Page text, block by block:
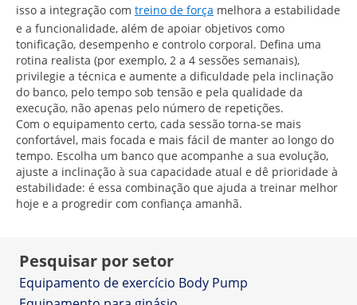
isso a integração com treino de força melhora a estabilidade
e a funcionalidade, além de apoiar objetivos como
tonificação, desempenho e controlo corporal. Defina uma
rotina realista (por exemplo, 2 a 4 sessões semanais),
privilegie a técnica e aumente a dificuldade pela inclinação
do banco, pelo tempo sob tensão e pela qualidade da
execução, não apenas pelo número de repetições.
Com o equipamento certo, cada sessão torna-se mais
confortável, mais focada e mais fácil de manter ao longo do
tempo. Escolha um banco que acompanhe a sua evolução,
ajuste a inclinação à sua capacidade atual e dê prioridade à
estabilidade: é essa combinação que ajuda a treinar melhor
hoje e a progredir com confiança amanhã.
Pesquisar por setor
Equipamento de exercício Body Pump